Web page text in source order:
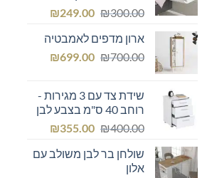
₪300.00
המחיר
היה:
₪300.00.
₪249.00
המחיר
הוא:
₪249.00.
ארון מדפים לאמבטיה
₪700.00
המחיר
₪700.00.
₪699.00
המחיר
₪699.00.שידת צד עם 3 מגירות -
רוחב 40 ס"מ בצבע לבן
₪400.00
המחיר
היה:
₪355.00
המחיר
הוא:
שולחן בר לבן משולב עם
אלון